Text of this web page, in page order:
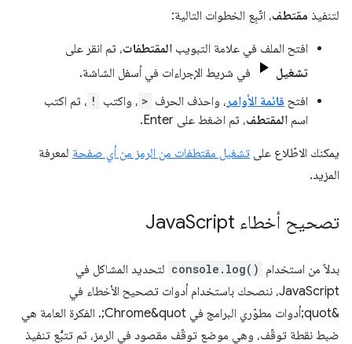
لتنفيذ مقتطف، اتّبِع الخطوات التالية:
افتح الملف في علامة التبويب المقتطفات، ثم انقر على
تشغيل
في شريط الإجراءات في أسفل الشاشة.
افتح قائمة الأوامر ، واحذف الحرف > ، واكتب ! ، ثم اكتب
اسم المقتطف، ثم اضغط على Enter.
يمكنك الاطّلاع على تشغيل مقتطفات من الرمز من أي صفحة لمعرفة
المزيد.
تصحيح أخطاء Java Script
بدلاً من استخدام console.log() لتحديد المشاكل في
JavaScript، ننصحك باستخدام أدوات تصحيح الأخطاء في
&quot;أدوات مطوّري البرامج في Chrome&quot;. الفكرة العامة هي
ضبط نقطة توقّف، وهي موضع توقّف مقصود في الرمز، ثم تتبُّع تنفيذ